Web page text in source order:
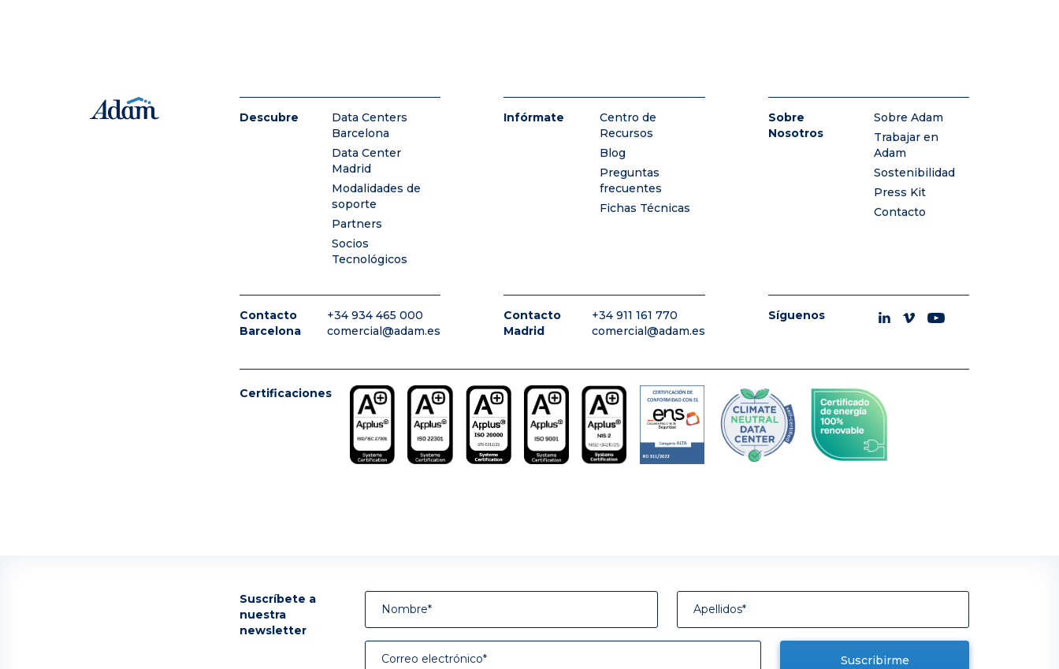
Descubre
Data Centers
Barcelona
Data Center
Madrid
Modalidades de
soporte
Partners
Socios
Tecnológicos
Infórmate
Centro de
Recursos
Blog
Preguntas
frecuentes
Fichas Técnicas
Sobre
Nosotros
Sobre Adam
Trabajar en
Adam
Sostenibilidad
Press Kit
Contacto
Contacto
Barcelona
+34 934 465 000
comercial@adam.es
Contacto
Madrid
+34 911 161 770
comercial@adam.es
Síguenos
Certificaciones
Suscríbete a
nuestra
newsletter